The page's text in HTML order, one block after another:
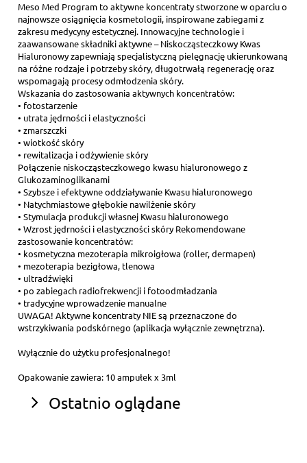
Meso Med Program to aktywne koncentraty stworzone w oparciu o
najnowsze osiągnięcia kosmetologii, inspirowane zabiegami z
zakresu medycyny estetycznej. Innowacyjne technologie i
zaawansowane składniki aktywne – Niskocząsteczkowy Kwas
Hialuronowy zapewniają specjalistyczną pielęgnację ukierunkowaną
na różne rodzaje i potrzeby skóry, długotrwałą regenerację oraz
wspomagają procesy odmłodzenia skóry.
Wskazania do zastosowania aktywnych koncentratów:
• fotostarzenie
• utrata jędrności i elastyczności
• zmarszczki
• wiotkość skóry
• rewitalizacja i odżywienie skóry
Połączenie niskocząsteczkowego kwasu hialuronowego z
Glukozaminoglikanami
• Szybsze i efektywne oddziaływanie Kwasu hialuronowego
• Natychmiastowe głębokie nawilżenie skóry
• Stymulacja produkcji własnej Kwasu hialuronowego
• Wzrost jędrności i elastyczności skóry Rekomendowane
zastosowanie koncentratów:
• kosmetyczna mezoterapia mikroigłowa (roller, dermapen)
• mezoterapia bezigłowa, tlenowa
• ultradźwięki
• po zabiegach radiofrekwencji i fotoodmładzania
• tradycyjne wprowadzenie manualne
UWAGA! Aktywne koncentraty NIE są przeznaczone do
wstrzykiwania podskórnego (aplikacja wyłącznie zewnętrzna).
Wyłącznie do użytku profesjonalnego!
Opakowanie zawiera: 10 ampułek x 3ml
Ostatnio oglądane